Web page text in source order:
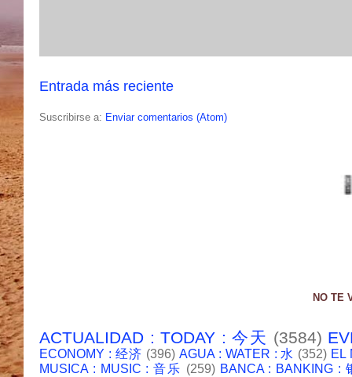
Entrada más reciente
Suscribirse a: Enviar comentarios (Atom)
NO TE
ACTUALIDAD : TODAY : 今天 (3584)
ECONOMY : 经济 (396) AGUA : WATER : 水 (352) EL
MUSICA : MUSIC : 音乐 (259) BANCA : BANKING :